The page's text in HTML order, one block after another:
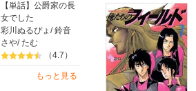
【単話】公爵家の長
女でした
彩川ぬるぴょ /鈴音
さや/たむ
（4.7）
もっと見る